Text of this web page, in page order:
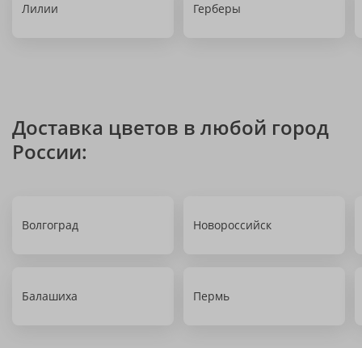
Лилии Герберы
Доставка цветов в любой город
России:
Волгоград Новороссийск
Балашиха Пермь